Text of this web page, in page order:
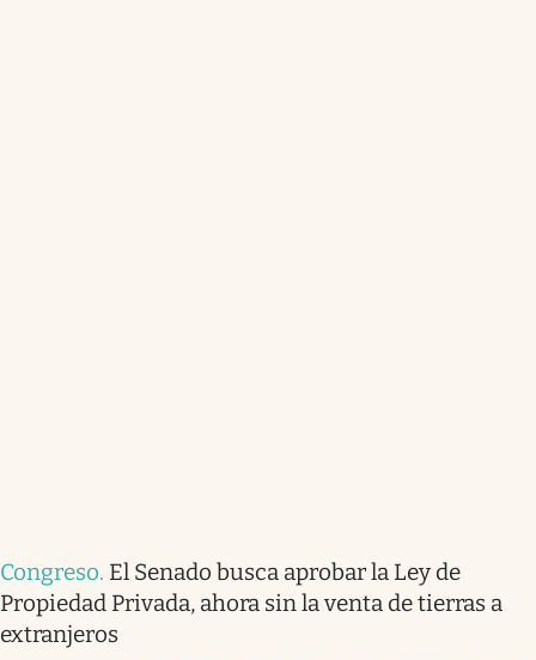
Congreso. El Senado busca aprobar la Ley de
Propiedad Privada, ahora sin la venta de tierras a
extranjeros